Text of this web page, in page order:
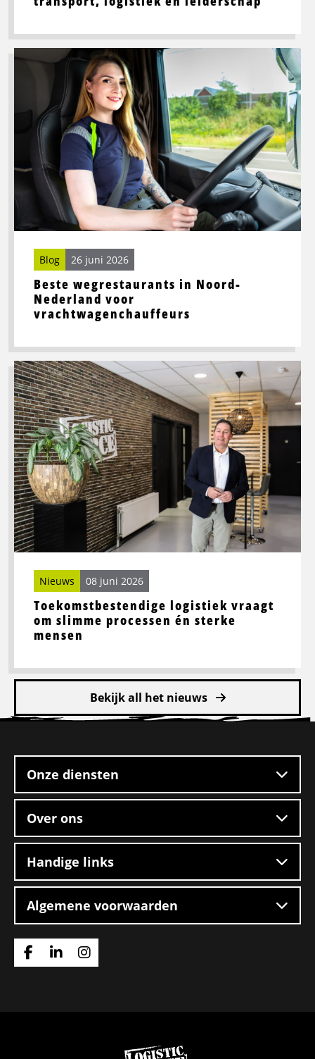
Beste wegrestaurants in Noord-
Nederland voor
vrachtwagenchauffeurs
Blog 26 juni 2026
Lees
Beste
wegrestaurants
Noord-
Nederland
voor
vrachtwagenchauffeurs
Toekomstbestendige logistiek vraagt
om slimme processen én sterke
mensen
Nieuws 08 juni 2026
Lees
meer
over
Toekomstbestendige
logistiek
vraagt
om
slimme
processen
én
sterke
mensen
Bekijk all het nieuws
footer
Onze diensten
Over ons
Handige links
Algemene voorwaarden
Ga
Ga
Ga
Ga